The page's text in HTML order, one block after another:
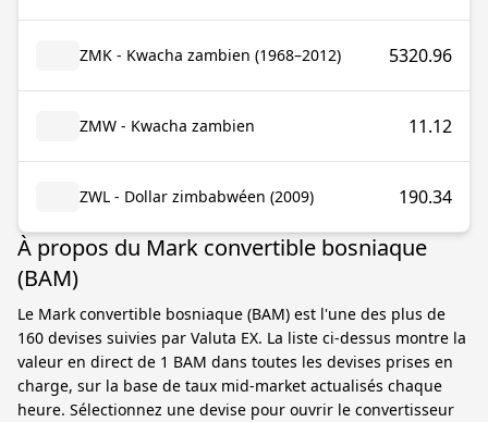
ZMK - Kwacha zambien (1968–2012) 5320.96
ZMW - Kwacha zambien 11.12
ZWL - Dollar zimbabwéen (2009) 190.34
À propos du Mark convertible bosniaque
(BAM)
Le Mark convertible bosniaque (BAM) est l'une des plus de
160 devises suivies par Valuta EX. La liste ci-dessus montre la
valeur en direct de 1 BAM dans toutes les devises prises en
charge, sur la base de taux mid-market actualisés chaque
heure. Sélectionnez une devise pour ouvrir le convertisseur